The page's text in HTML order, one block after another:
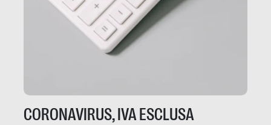
CORONAVIRUS, IVA ESCLUSA